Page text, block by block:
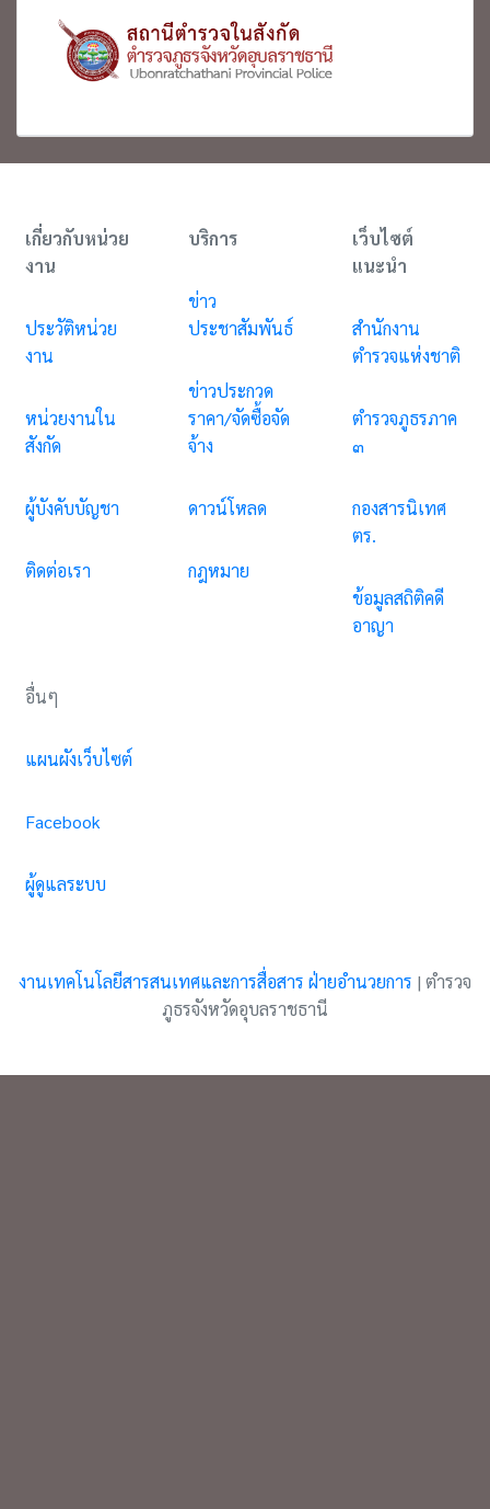
เกี่ยวกับหน่วย
งาน
ประวัติหน่วย
งาน
หน่วยงานใน
สังกัด
ผู้บังคับบัญชา
ติดต่อเรา
บริการ
ข่าว
ประชาสัมพันธ์
ข่าวประกวด
ราคา/จัดซื้อจัด
จ้าง
ดาวน์โหลด
กฎหมาย
เว็บไซต์
แนะนำ
สำนักงาน
ตำรวจแห่งชาติ
ตำรวจภูธรภาค
๓
กองสารนิเทศ
ตร.
ข้อมูลสถิติคดี
อาญา
อื่นๆ
แผนผังเว็บไซต์
Facebook
ผู้ดูแลระบบ
งานเทคโนโลยีสารสนเทศและการสื่อสาร ฝ่ายอำนวยการ | ตำรวจ
ภูธรจังหวัดอุบลราชธานี